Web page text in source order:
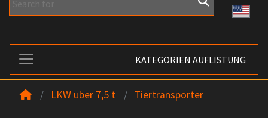
KATEGORIEN AUFLISTUNG
LKW uber 7,5 t Tiertransporter